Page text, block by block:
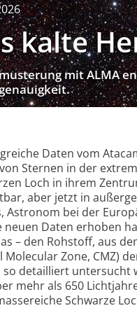
kalte
mit ALMA
Daten vom
Sternen in der
Loch in ihrem
aber jetzt in
Astronom bei der
neuen Daten erhoben
– den Rohstoff, aus
Molecular Zone, CMZ)
so detailliert untersucht
mehr als 650
Schwarze